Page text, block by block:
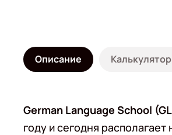
Описание Калькулятор
German Language School
году и сегодня